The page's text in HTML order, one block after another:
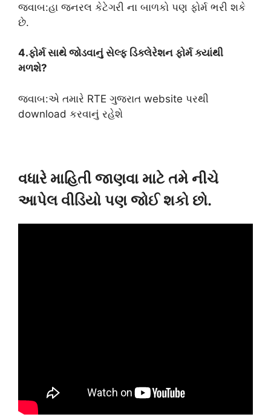
જવાબ:હા જનરલ કેટેગરી ના બાળકો પણ ફોર્મ ભરી શકે
છે.
4.ફોર્મ સાથે જોડવાનું સેલ્ફ ડિક્લેરેશન ફોર્મ ક્યાંથી
મળશે?
જવાબ:એ તમારે RTE ગુજરાત website પરથી
download કરવાનું રહેશે
વધારે માહિતી જાણવા માટે તમે નીચે
આપેલ વીડિયો પણ જોઈ શકો છો.